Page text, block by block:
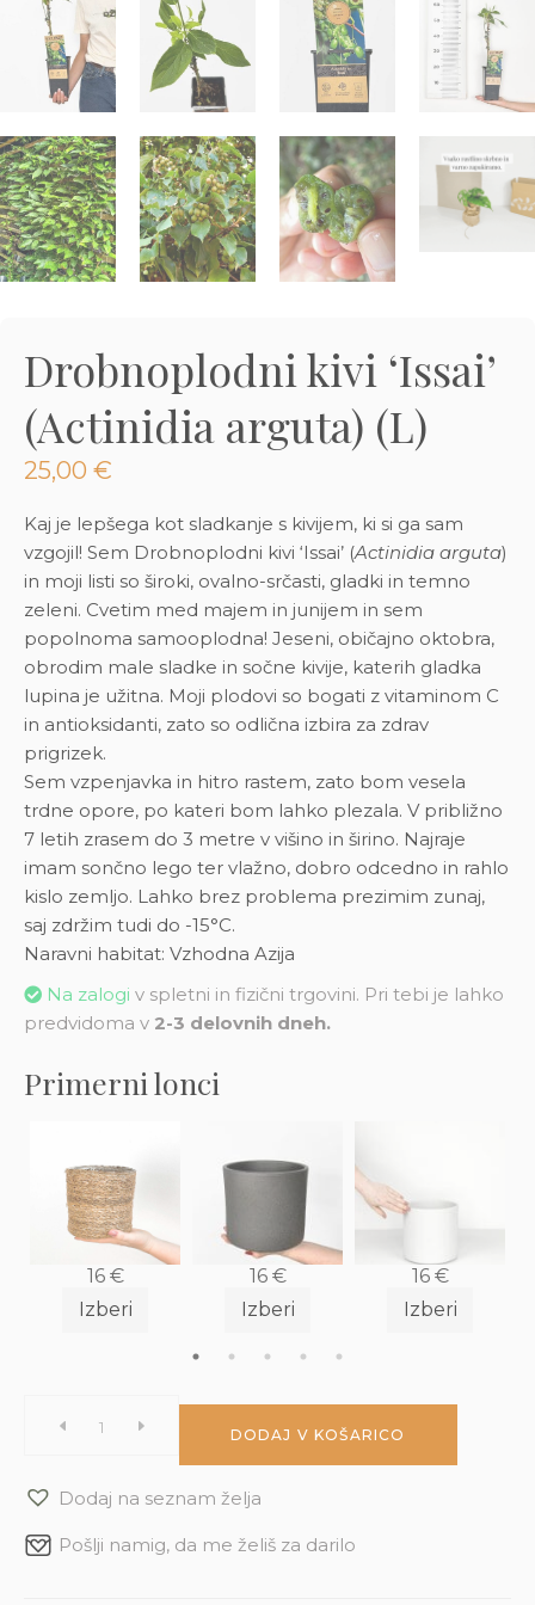
Drobnoplodni kivi ‘Issai’
(Actinidia arguta) (L)
25,00 €
Kaj je lepšega kot sladkanje s kivijem, ki si ga sam
vzgojil! Sem Drobnoplodni kivi ‘Issai’ (Actinidia arguta)
in moji listi so široki, ovalno-srčasti, gladki in temno
zeleni. Cvetim med majem in junijem in sem
popolnoma samooplodna! Jeseni, običajno oktobra,
obrodim male sladke in sočne kivije, katerih gladka
lupina je užitna. Moji plodovi so bogati z vitaminom C
in antioksidanti, zato so odlična izbira za zdrav
prigrizek.
Sem vzpenjavka in hitro rastem, zato bom vesela
trdne opore, po kateri bom lahko plezala. V približno
7 letih zrasem do 3 metre v višino in širino. Najraje
imam sončno lego ter vlažno, dobro odcedno in rahlo
kislo zemljo. Lahko brez problema prezimim zunaj,
saj zdržim tudi do -15°C.
Naravni habitat: Vzhodna Azija
Na zalogi v spletni in fizični trgovini. Pri tebi je lahko
predvidoma v 2-3 delovnih dneh.
Primerni lonci
16 €
Izberi
16 €
Izberi
16 €
Izberi
Drobnoplodni
'Issai'
DODAJ V KOŠARICO
Dodaj na seznam želja
Pošlji namig, da me želiš za darilo
Dodaj v košarico
Preberi prispevek